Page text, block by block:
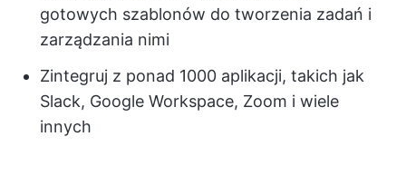
gotowych szablonów do tworzenia zadań i
zarządzania nimi
Zintegruj z ponad 1000 aplikacji, takich jak
Slack, Google Workspace, Zoom i wiele
innych